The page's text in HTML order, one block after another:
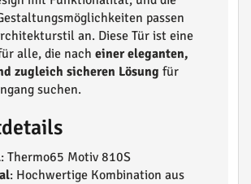
passen
an. Diese Tür ist eine
alle, die nach einer eleganten,
zugleich sicheren Lösung für
suchen.
: Thermo65 Motiv 810S
: Hochwertige Kombination aus